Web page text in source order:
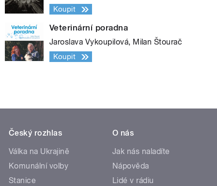
Koupit
Veterinární poradna
Jaroslava Vykoupilová, Milan Štourač
Koupit
Český rozhlas
Válka na Ukrajině
Komunální volby
Stanice
O nás
Jak nás naladíte
Nápověda
Lidé v rádiu